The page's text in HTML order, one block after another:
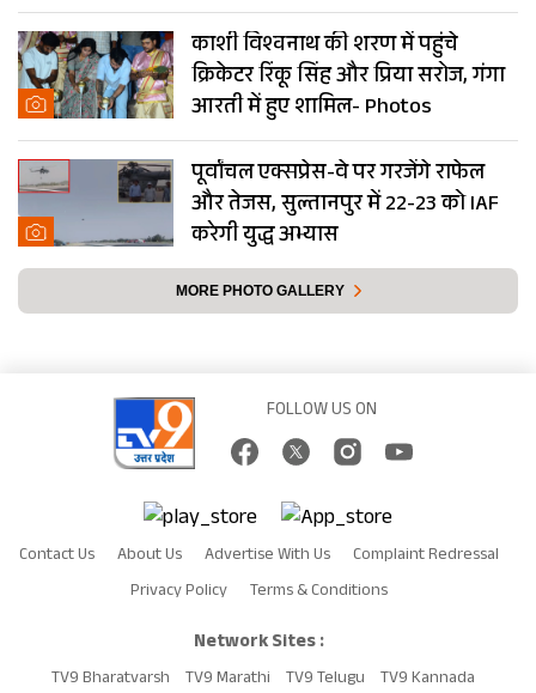
काशी विश्वनाथ की शरण में पहुंचे
क्रिकेटर रिंकू सिंह और प्रिया सरोज, गंगा
आरती में हुए शामिल- Photos
पूर्वांचल एक्सप्रेस-वे पर गरजेंगे राफेल
और तेजस, सुल्तानपुर में 22-23 को IAF
करेगी युद्ध अभ्यास
MORE PHOTO GALLERY
FOLLOW US ON
Contact Us About Us Advertise With Us
Complaint Redressal
Privacy Policy
Terms & Conditions
Network Sites :
TV9 Bharatvarsh TV9 Marathi TV9 Telugu TV9 Kannada